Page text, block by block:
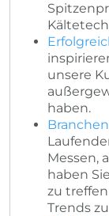
unsere
haben.
Messen,
haben
zu
Trends